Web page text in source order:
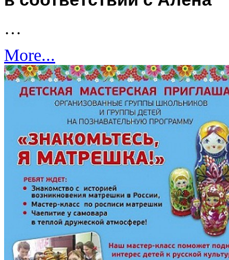
…
More...